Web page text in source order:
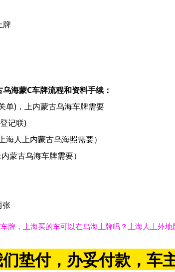
牌
海蒙C车牌流程和资料手续：
单)，上内蒙古乌海车牌需要
记联)
人上内蒙古乌海照需要）
蒙古乌海车牌需要）
张
牌，上海买的车可以在乌海上牌吗？上海人上外地
垫付，办妥付款，车